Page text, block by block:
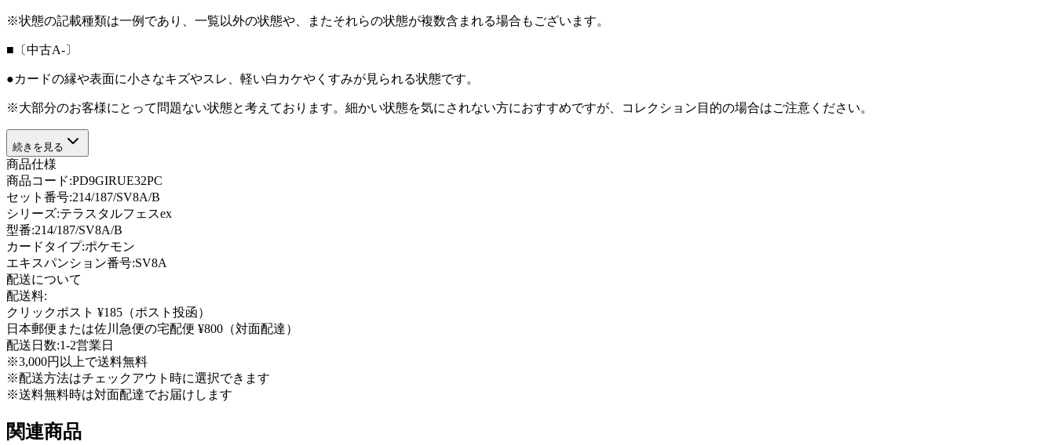
※状態の記載種類は一例であり、一覧以外の状態や、またそれらの状態が複数含まれる場合もございます。
■〔中古A-〕
●カードの縁や表面に小さなキズやスレ、軽い白カケやくすみが見られる状態です。
※大部分のお客様にとって問題ない状態と考えております。細かい状態を気にされない方におすすめですが、コレクション目的の場合はご注意ください。
続きを見る
商品仕様
商品コード:PD9GIRUE32PC
セット番号:214/187/SV8A/B
シリーズ:テラスタルフェスex
型番:214/187/SV8A/B
カードタイプ:ポケモン
エキスパンション番号:SV8A
配送について
配送料:
クリックポスト ¥185（ポスト投函）
日本郵便または佐川急便の宅配便 ¥800（対面配達）
配送日数:1-2営業日
※3,000円以上で送料無料
※配送方法はチェックアウト時に選択できます
※送料無料時は対面配達でお届けします
関連商品